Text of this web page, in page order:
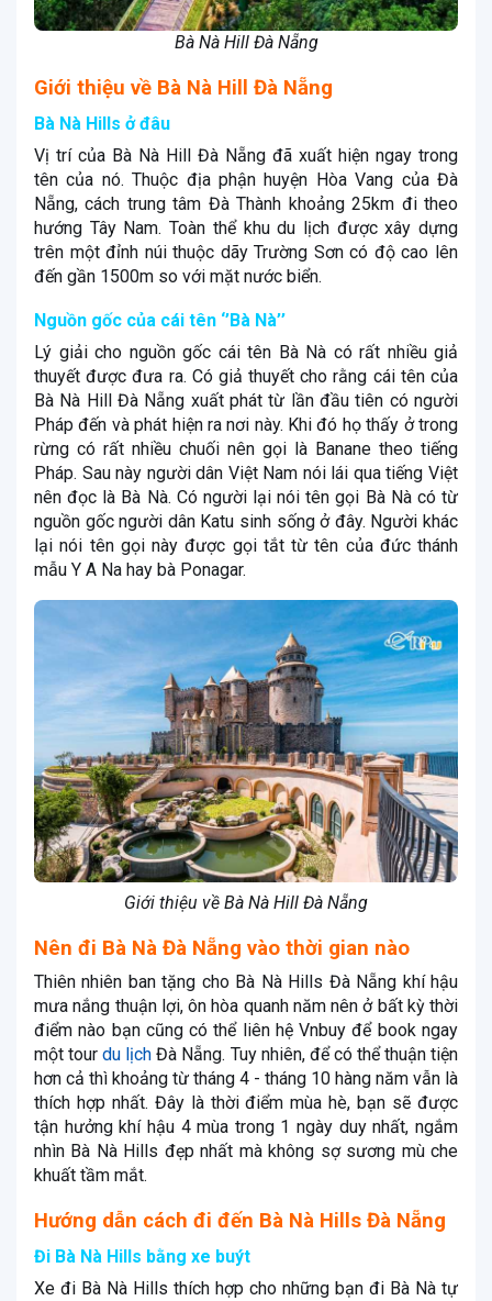
Bà Nà Hill Đà Nẵng
Giới thiệu về Bà Nà Hill Đà Nẵng
Bà Nà Hills ở đâu
Vị trí của Bà Nà Hill Đà Nẵng đã xuất hiện ngay trong
tên của nó. Thuộc địa phận huyện Hòa Vang của Đà
Nẵng, cách trung tâm Đà Thành khoảng 25km đi theo
hướng Tây Nam.Toàn thể khu du lịch được xây dựng
trên một đỉnh núi thuộc dãy Trường Sơn có độ cao lên
đến gần 1500m so với mặt nước biển.
Nguồn gốc của cái tên ‘’Bà Nà’’
Lý giải cho nguồn gốc cái tên Bà Nà có rất nhiều giả
thuyết được đưa ra. Có giả thuyết cho rằng cái tên của
Bà Nà Hill Đà Nẵng xuất phát từ lần đầu tiên có người
Pháp đến và phát hiện ra nơi này. Khi đó họ thấy ở trong
rừng có rất nhiều chuối nên gọi là Banane theo tiếng
Pháp. Sau này người dân Việt Nam nói lái qua tiếng Việt
nên đọc là Bà Nà. Có người lại nói tên gọi Bà Nà có từ
nguồn gốc người dân Katu sinh sống ở đây. Người khác
lại nói tên gọi này được gọi tắt từ tên của đức thánh
mẫu Y A Na hay bà Ponagar.
Giới thiệu về Bà Nà Hill Đà Nẵng
Nên đi Bà Nà Đà Nẵng vào thời gian nào
Thiên nhiên ban tặng cho Bà Nà Hills Đà Nẵng khí hậu
mưa nắng thuận lợi, ôn hòa quanh năm nên ở bất kỳ thời
điểm nào bạn cũng có thể liên hệ Vnbuy để book ngay
một tourdu lịch Đà Nẵng. Tuy nhiên, để có thể thuận tiện
hơn cả thì khoảng từ tháng 4 - tháng 10 hàng năm vẫn là
thích hợp nhất. Đây là thời điểm mùa hè, bạn sẽ được
tận hưởng khí hậu 4 mùa trong 1 ngày duy nhất, ngắm
nhìn Bà Nà Hills đẹp nhất mà không sợ sương mù che
khuất tầm mắt.
Hướng dẫn cách đi đến Bà Nà Hills Đà Nẵng
Đi Bà Nà Hills bằng xe buýt
Xe đi Bà Nà Hills thích hợp cho những bạn đi Bà Nà tự